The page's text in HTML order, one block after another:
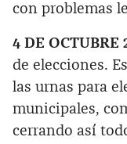
con problemas
4 DE OCTUBRE
de elecciones.
las urnas para
municipales,
cerrando así